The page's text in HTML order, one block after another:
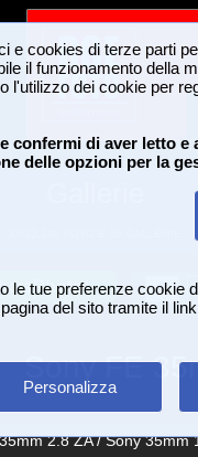
e cookies di terze parti
il funzionamento della
l'utilizzo dei cookie per
confermi di aver letto e
delle opzioni per la
le tue preferenze cookie
del sito tramite il
Personalizza
A
Sony FE
2.8 ZA / Sony 35mm